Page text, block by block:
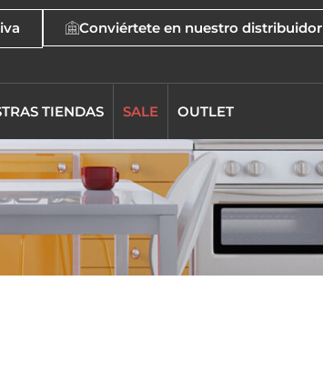
Conviértete en nuestro distribuidor
TIENDAS SALE OUTLET